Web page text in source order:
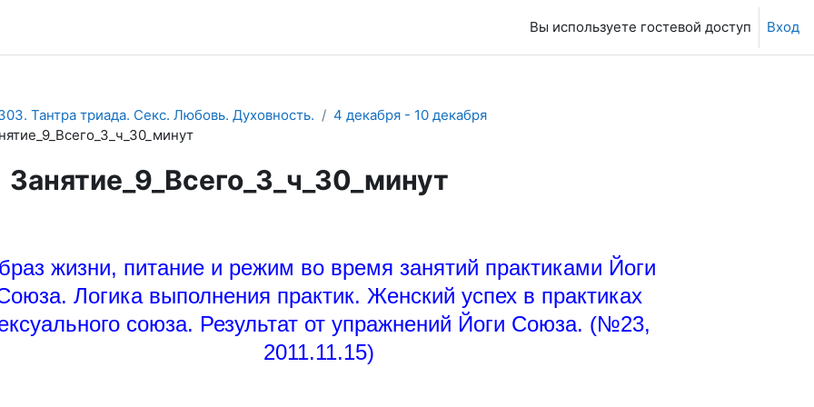
Вы используете гостевой доступ Вход
Тантра триада. Секс. Любовь. Духовность.
4 декабря - 10 декабря
Занятие_9_Всего_3_ч_30_минут
жизни, питание и режим во время занятий практиками Йоги
Логика выполнения практик. Женский успех в практиках
союза. Результат от упражнений Йоги Союза. (№23,
2011.11.15)